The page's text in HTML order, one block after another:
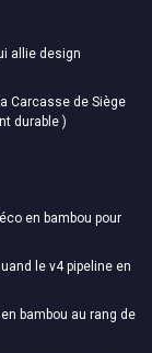
allie design
Carcasse de Siège
durable )
en bambou pour
le v4 pipeline en
bambou au rang de